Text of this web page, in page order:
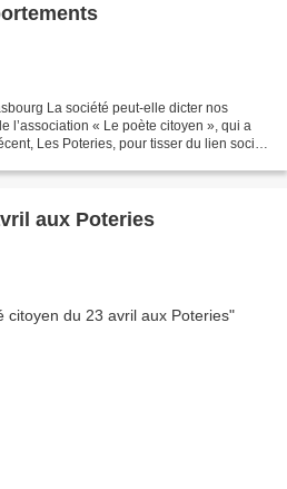
La société peut-elle dicter nos
l’association « Le poète citoyen », qui a
Les Poteries, pour tisser du lien social,
aux Poteries